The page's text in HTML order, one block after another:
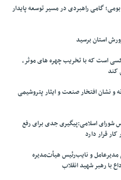
گامی راهبردی در مسیر توسعه پایدار
استان برسید
است که با تخریب چهره های موثر،
کند
و نشان افتخار صنعت و ایثار پتروشیمی
شورای اسلامی:پیگیری جدی برای رفع
قرار دارد
و نایب‌رئیس هیأت‌مدیره
با رهبر شهید انقلاب